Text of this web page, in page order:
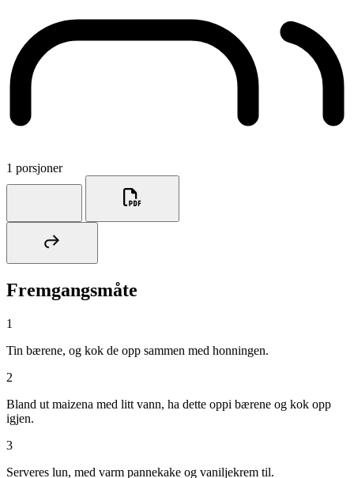
1 porsjoner
Fremgangsmåte
1
Tin bærene, og kok de opp sammen med honningen.
2
Bland ut maizena med litt vann, ha dette oppi bærene og kok opp
igjen.
3
Serveres lun, med varm pannekake og vaniljekrem til.